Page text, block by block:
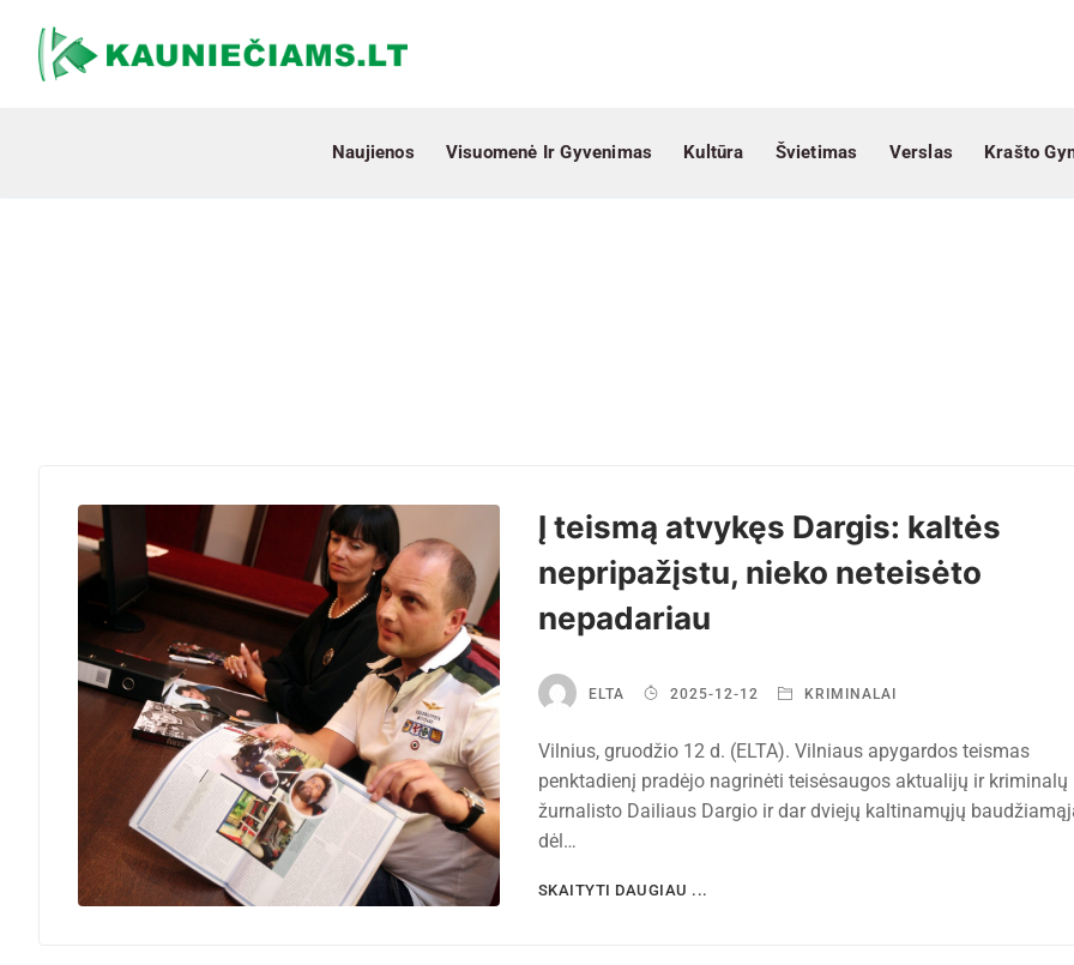
Naujienos Visuomenė Ir Gyvenimas Kultūra Švietimas Verslas Krašto
Į teismą atvykęs Dargis: kaltės
nepripažįstu, nieko neteisėto
nepadariau
ELTA 2025-12-12 KRIMINALAI
Vilnius, gruodžio 12 d. (ELTA). Vilniaus apygardos teismas
penktadienį pradėjo nagrinėti teisėsaugos aktualijų ir kriminalų
žurnalisto Dailiaus Dargio ir dar dviejų kaltinamųjų
dėl…
SKAITYTI DAUGIAU ...